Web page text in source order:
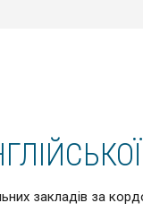
закладів за